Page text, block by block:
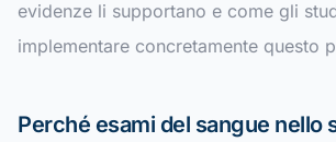
evidenze li supportano e come gli
implementare concretamente questo
Perché esami del sangue nello